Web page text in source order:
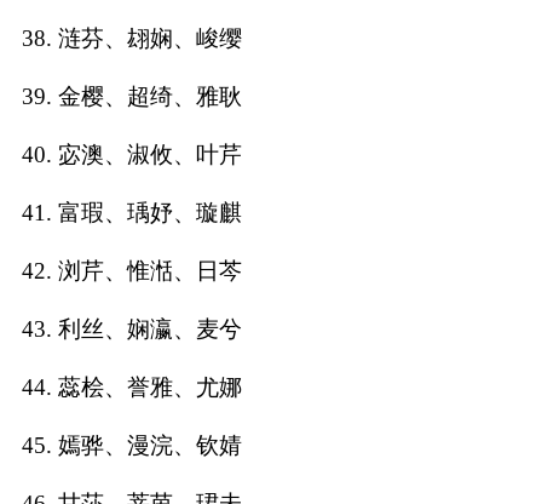
38. 涟芬、翃娴、峻缨
39. 金樱、超绮、雅耿
40. 宓澳、淑攸、叶芹
41. 富瑕、瑀妤、璇麒
42. 浏芹、惟湉、日芩
43. 利丝、娴瀛、麦兮
44. 蕊桧、誉雅、尤娜
45. 嫣骅、漫浣、钦婧